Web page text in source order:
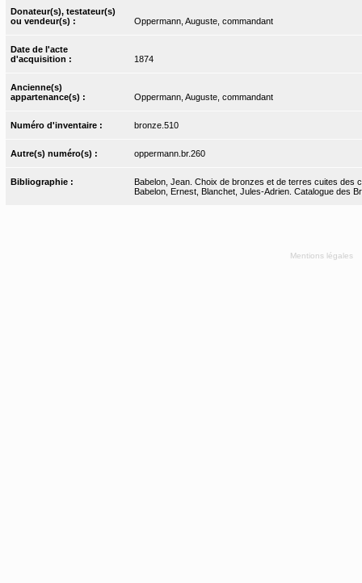
Donateur(s), testateur(s)
ou vendeur(s) :
Oppermann, Auguste, commandant
Date de l'acte
d'acquisition :
1874
Ancienne(s)
appartenance(s) :
Oppermann, Auguste, commandant
Numéro d'inventaire : bronze.510
Autre(s) numéro(s) : oppermann.br.260
Bibliographie :
Babelon, Jean. Choix de bronzes et de terres cuites des
Babelon, Ernest, Blanchet, Jules-Adrien. Catalogue des
Mentions légales